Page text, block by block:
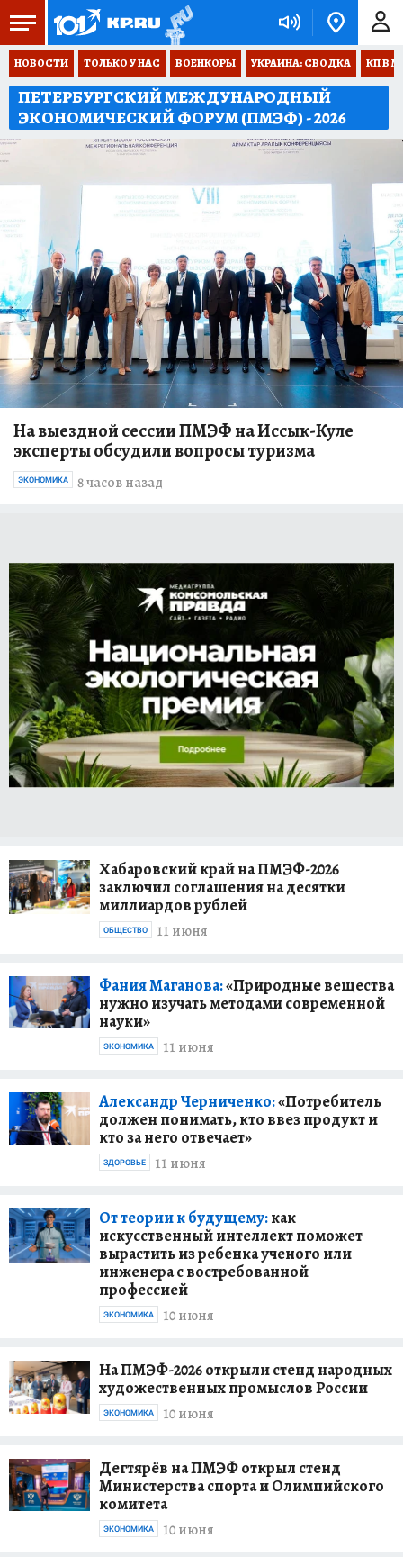
НОВОСТИ ТОЛЬКО У НАС ВОЕНКОРЫ УКРАИНА: СВОДКА КП В
ПЕТЕРБУРГСКИЙ МЕЖДУНАРОДНЫЙ
ЭКОНОМИЧЕСКИЙ ФОРУМ (ПМЭФ) - 2026
На выездной сессии ПМЭФ на Иссык-Куле
эксперты обсудили вопросы туризма
8 часов назад
ЭКОНОМИКА
Хабаровский край на ПМЭФ-2026
заключил соглашения на десятки
миллиардов рублей
11 июня
ОБЩЕСТВО
Фания Маганова:«Природные вещества
нужно изучать методами современной
науки»
11 июня
ЭКОНОМИКА
Александр Черниченко:«Потребитель
должен понимать, кто ввез продукт и
кто за него отвечает»
11 июня
ЗДОРОВЬЕ
От теории к будущему:как
искусственный интеллект поможет
вырастить из ребенка ученого или
инженера с востребованной
профессией
10 июня
ЭКОНОМИКА
На ПМЭФ-2026 открыли стенд народных
художественных промыслов России
10 июня
ЭКОНОМИКА
Дегтярёв на ПМЭФ открыл стенд
Министерства спорта и Олимпийского
комитета
10 июня
ЭКОНОМИКА